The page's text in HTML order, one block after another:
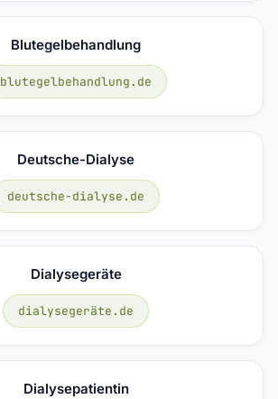
Blutegelbehandlung
blutegelbehandlung.de
Deutsche-Dialyse
deutsche-dialyse.de
Dialysegeräte
dialysegeräte.de
Dialysepatientin